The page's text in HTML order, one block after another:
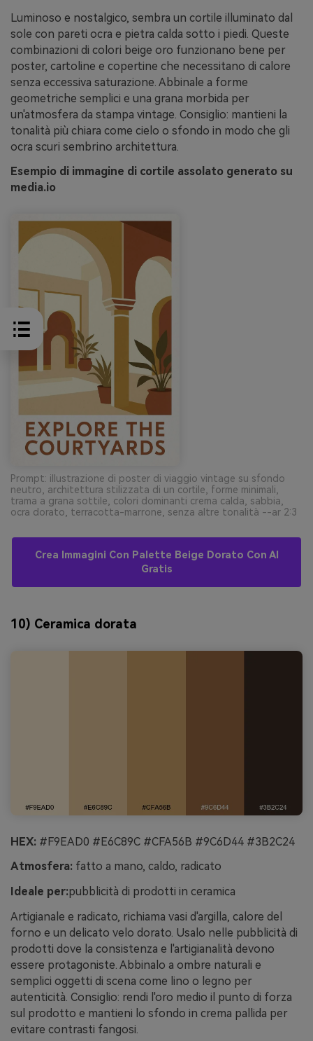
Luminoso e nostalgico, sembra un cortile illuminato dal
sole con pareti ocra e pietra calda sotto i piedi. Queste
combinazioni di colori beige oro funzionano bene per
poster, cartoline e copertine che necessitano di calore
senza eccessiva saturazione. Abbinale a forme
geometriche semplici e una grana morbida per
un'atmosfera da stampa vintage. Consiglio: mantieni la
tonalità più chiara come cielo o sfondo in modo che gli
ocra scuri sembrino architettura.
Esempio di immagine di cortile assolato generato su
media.io
Prompt: illustrazione di poster di viaggio vintage su sfondo
neutro, architettura stilizzata di un cortile, forme minimali,
trama a grana sottile, colori dominanti crema calda, sabbia,
ocra dorato, terracotta-marrone, senza altre tonalità --ar 2:3
Crea Immagini Con Palette Beige Dorato Con AI
Gratis
10) Ceramica dorata
HEX: #F9EAD0 #E6C89C #CFA56B #9C6D44 #3B2C24
Atmosfera: fatto a mano, caldo, radicato
Ideale per:pubblicità di prodotti in ceramica
Artigianale e radicato, richiama vasi d'argilla, calore del
forno e un delicato velo dorato. Usalo nelle pubblicità di
prodotti dove la consistenza e l'artigianalità devono
essere protagoniste. Abbinalo a ombre naturali e
semplici oggetti di scena come lino o legno per
autenticità. Consiglio: rendi l'oro medio il punto di forza
sul prodotto e mantieni lo sfondo in crema pallida per
evitare contrasti fangosi.